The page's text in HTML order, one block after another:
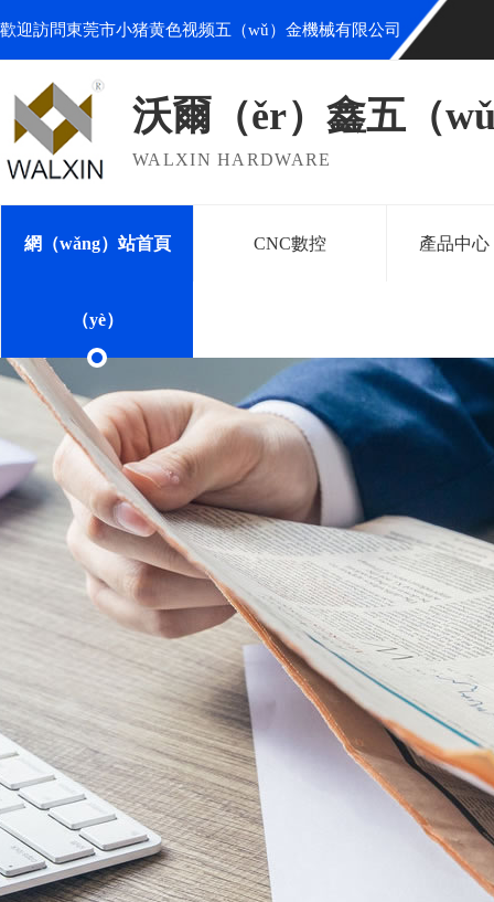
歡迎訪問東莞市小猪黄色视频五（wǔ）金機械有限公司
沃爾（ěr）鑫五（
WALXIN HARDWARE
網（wǎng）站首頁
（yè）
CNC數控 產品中心